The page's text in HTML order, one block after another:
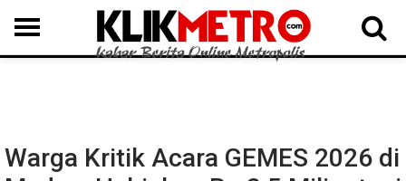
MEDAN LANGKAT DAIRI SAMOSIR TAPUT BATUBARA DELISERDANG
Warga Kritik Acara GEMES 2026 di